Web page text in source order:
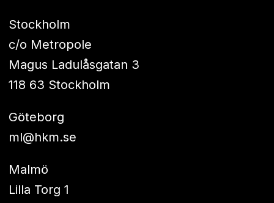
Stockholm
c/o Metropole
Magus Ladulåsgatan 3
118 63 Stockholm
Göteborg
ml@hkm.se
Malmö
Lilla Torg 1